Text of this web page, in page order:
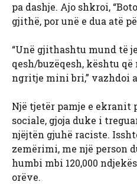
pa dashje. Ajo shkroi,
gjithë, por unë e dua atë
“Unë gjithashtu mund të
qesh/buzëqesh, kështu
ngritje mini bri,” vazhdoi
Një tjetër pamje e ekranit
sociale, gjoja duke i
njëjtën gjuhë raciste.
zemërimi, me një person
humbi mbi 120,000
orëve.